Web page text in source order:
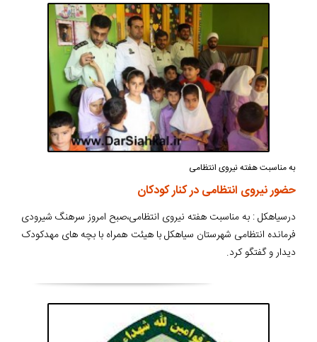
به مناسبت هفته نیروی انتظامی
حضور نیروی انتظامی در کنار کودکان
درسیاهکل : به مناسبت هفته نیروی انتظامی،صبح امروز سرهنگ شیرودی
فرمانده انتظامی شهرستان سیاهکل با هیئت همراه با بچه های مهدکودک
دیدار و گفتگو کرد.